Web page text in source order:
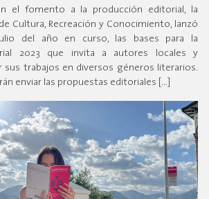
el fomento a la producción editorial, la
Cultura, Recreación y Conocimiento, lanzó
del año en curso, las bases para la
2023 que invita a autores locales y
sus trabajos en diversos géneros literarios.
enviar las propuestas editoriales […]